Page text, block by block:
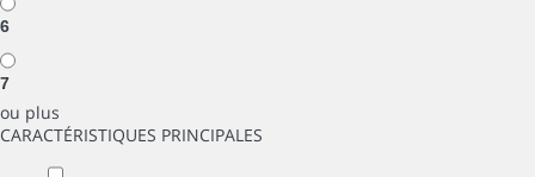
6
7
ou plus
CARACTÉRISTIQUES PRINCIPALES